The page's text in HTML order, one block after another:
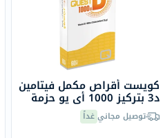
كويست أقراص مكمل فيتامين
د3 بتركيز 1000 أي يو حزمة
من 60 قرصتوصيل مجانيغداً